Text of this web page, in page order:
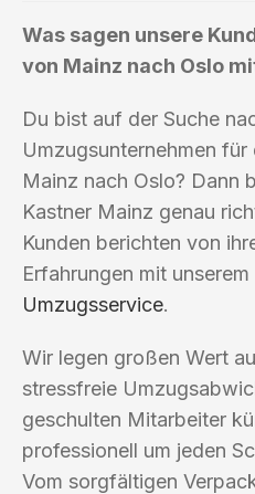
Was sagen unsere
von Mainz nach Oslo
Du bist auf der Suche
Umzugsunternehmen
Mainz nach Oslo? Dann
Kastner Mainz genau
Kunden berichten von
Erfahrungen mit
Umzugsservice.
Wir legen großen Wert
stressfreie
geschulten Mitarbeiter
professionell um jeden
Vom sorgfältigen